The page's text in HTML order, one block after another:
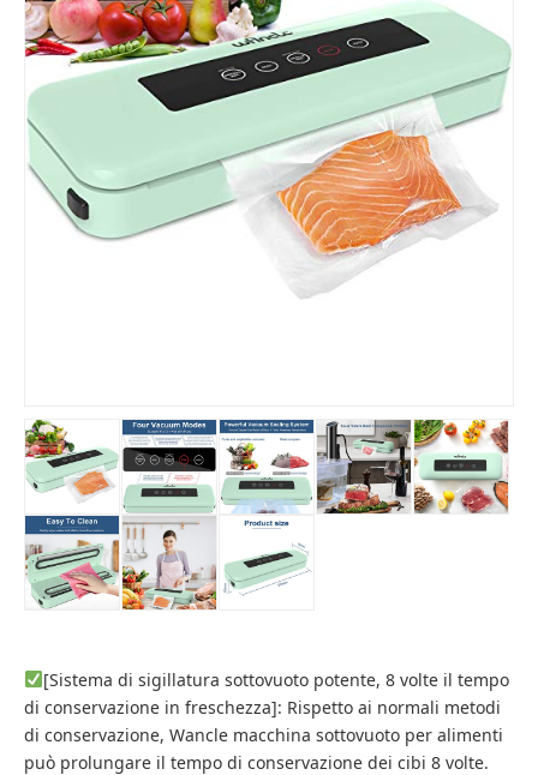
[Sistema di sigillatura sottovuoto potente, 8 volte il tempo
di conservazione in freschezza]: Rispetto ai normali metodi
di conservazione, Wancle macchina sottovuoto per alimenti
può prolungare il tempo di conservazione dei cibi 8 volte.